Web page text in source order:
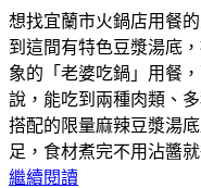
想找宜蘭市火鍋店用餐
到這間有特色豆漿湯底
象的「老婆吃鍋」用餐
說，能吃到兩種肉類、
搭配的限量麻辣豆漿湯
足，食材煮完不用沾醬就
繼續閱讀